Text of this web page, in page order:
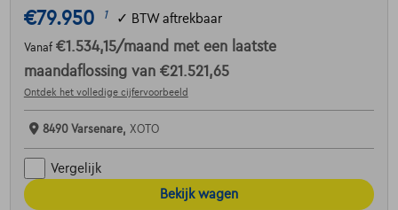
€79.950 1 ✓ BTW aftrekbaar
Vanaf €1.534,15/maand met een laatste
maandaflossing van €21.521,65
Ontdek het volledige cijfervoorbeeld
8490 Varsenare, XOTO
Vergelijk
Bekijk wagen